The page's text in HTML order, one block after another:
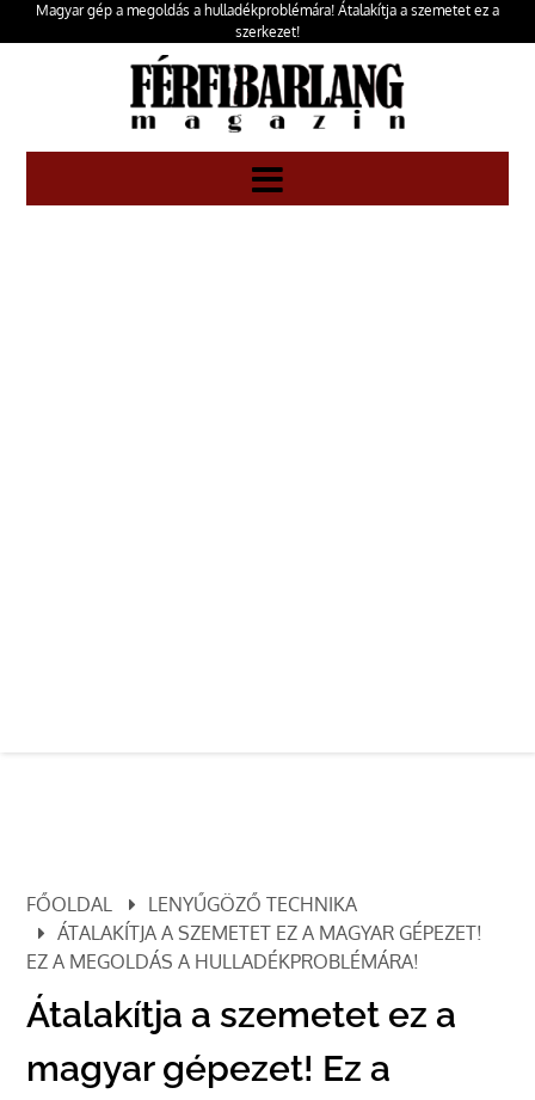
Magyar gép a megoldás a hulladékproblémára! Átalakítja a szemetet ez a
szerkezet!
FŐOLDAL
LENYŰGÖZŐ TECHNIKA
ÁTALAKÍTJA A SZEMETET EZ A MAGYAR GÉPEZET!
EZ A MEGOLDÁS A HULLADÉKPROBLÉMÁRA!
Átalakítja a szemetet ez a
magyar gépezet! Ez a